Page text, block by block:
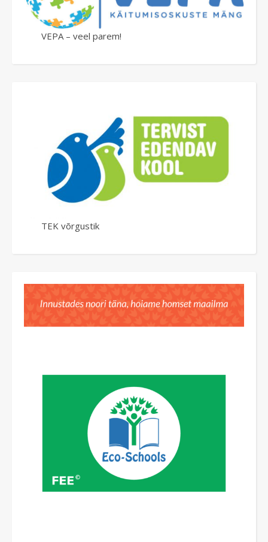
VEPA – veel parem!
TEK võrgustik